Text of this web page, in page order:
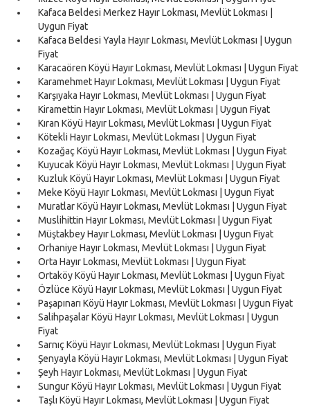
Kafaca Beldesi Merkez Hayır Lokması, Mevlüt Lokması |
Uygun Fiyat
Kafaca Beldesi Yayla Hayır Lokması, Mevlüt Lokması | Uygun
Fiyat
Karacaören Köyü Hayır Lokması, Mevlüt Lokması | Uygun Fiyat
Karamehmet Hayır Lokması, Mevlüt Lokması | Uygun Fiyat
Karşıyaka Hayır Lokması, Mevlüt Lokması | Uygun Fiyat
Kiramettin Hayır Lokması, Mevlüt Lokması | Uygun Fiyat
Kıran Köyü Hayır Lokması, Mevlüt Lokması | Uygun Fiyat
Kötekli Hayır Lokması, Mevlüt Lokması | Uygun Fiyat
Kozağaç Köyü Hayır Lokması, Mevlüt Lokması | Uygun Fiyat
Kuyucak Köyü Hayır Lokması, Mevlüt Lokması | Uygun Fiyat
Kuzluk Köyü Hayır Lokması, Mevlüt Lokması | Uygun Fiyat
Meke Köyü Hayır Lokması, Mevlüt Lokması | Uygun Fiyat
Muratlar Köyü Hayır Lokması, Mevlüt Lokması | Uygun Fiyat
Muslihittin Hayır Lokması, Mevlüt Lokması | Uygun Fiyat
Müştakbey Hayır Lokması, Mevlüt Lokması | Uygun Fiyat
Orhaniye Hayır Lokması, Mevlüt Lokması | Uygun Fiyat
Orta Hayır Lokması, Mevlüt Lokması | Uygun Fiyat
Ortaköy Köyü Hayır Lokması, Mevlüt Lokması | Uygun Fiyat
Özlüce Köyü Hayır Lokması, Mevlüt Lokması | Uygun Fiyat
Paşapınarı Köyü Hayır Lokması, Mevlüt Lokması | Uygun Fiyat
Salihpaşalar Köyü Hayır Lokması, Mevlüt Lokması | Uygun
Fiyat
Sarnıç Köyü Hayır Lokması, Mevlüt Lokması | Uygun Fiyat
Şenyayla Köyü Hayır Lokması, Mevlüt Lokması | Uygun Fiyat
Şeyh Hayır Lokması, Mevlüt Lokması | Uygun Fiyat
Sungur Köyü Hayır Lokması, Mevlüt Lokması | Uygun Fiyat
Taşlı Köyü Hayır Lokması, Mevlüt Lokması | Uygun Fiyat